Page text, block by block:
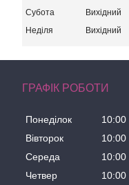
Субота
Вихідний
Неділя
Вихідний
ГРАФІК РОБОТИ
Понеділок 10:00
Вівторок
10:00
Середа
10:00
Четвер
10:00